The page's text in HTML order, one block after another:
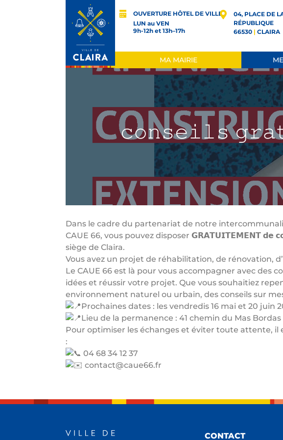
OUVERTURE HÔTEL DE VILLE
LUN au VEN
9h-12h et 13h–17h
04, PLACE DE
RÉPUBLIQUE
66530| CLAIRA
MA MAIRIE
𝚌𝚘𝚗𝚜𝚎𝚒𝚕𝚜
Dans le cadre du partenariat de notre
CAUE 66, vous pouvez disposer 𝗚𝗥𝗔𝗧𝗨𝗜𝗧𝗘𝗠𝗘𝗡𝗧 𝗱𝗲
siège de Claira.
Vous avez un projet de réhabilitation, de rénovation,
Le CAUE 66 est là pour vous accompagner avec des
idées et réussir votre projet. Que vous souhaitiez
environnement naturel ou urbain, des conseils sur
Prochaines dates : les vendredis 16 mai et 20 juin
Lieu de la permanence : 41 chemin du Mas Bordas
Pour optimiser les échanges et éviter toute attente,
:
04 68 34 12 37
contact@caue66.fr
CONTACT